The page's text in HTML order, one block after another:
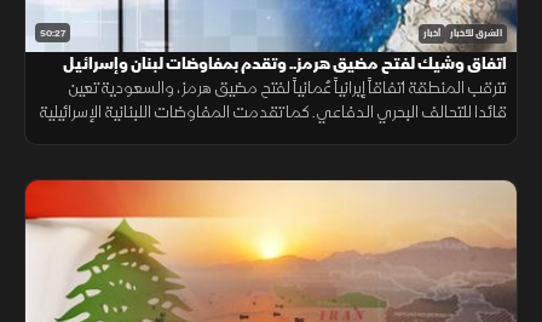
50:27 الشرق للأخبار أخبار
اتفاق وشيك لفتح مضيق هرمز.. وتقدم بمفاوضات لبنان وإسرائيل
تترقب المنطقة اتفاقاً إيرانياً عُمانياً لفتح مضيق هرمز، والسعودية تعين
قائدا للتحالف البحري الدفاعي. كما تقدمت المفاوضات اللبنانية الإسرائيلية